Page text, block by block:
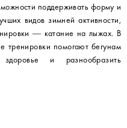
поддерживать форму и
видов зимней активности,
— катание на лыжах. В
тренировки помогают бегунам
здоровье и разнообразить